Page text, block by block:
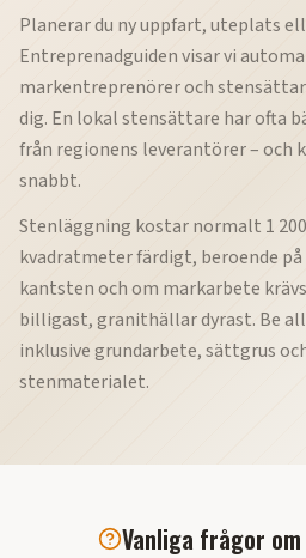
Planerar du ny uppfart, uteplats
Entreprenadguiden visar vi
markentreprenörer och
dig. En lokal stensättare har ofta
från regionens leverantörer – och
snabbt.
Stenläggning kostar normalt 1
kvadratmeter färdigt, beroende
kantsten och om markarbete
billigast, granithällar dyrast. Be
inklusive grundarbete, sättgrus
stenmaterialet.
Vanliga frågor om